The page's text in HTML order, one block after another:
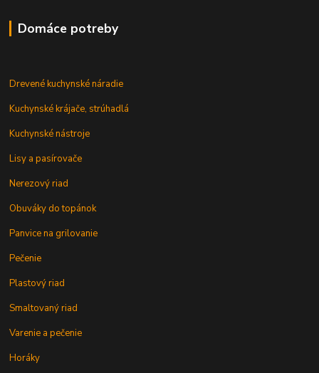
Domáce potreby
Drevené kuchynské náradie
Kuchynské krájače, strúhadlá
Kuchynské nástroje
Lisy a pasírovače
Nerezový riad
Obuváky do topánok
Panvice na grilovanie
Pečenie
Plastový riad
Smaltovaný riad
Varenie a pečenie
Horáky